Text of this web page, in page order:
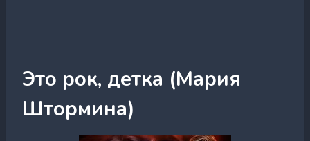
Это рок, детка (Мария
Штормина)